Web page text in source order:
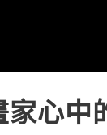
心中